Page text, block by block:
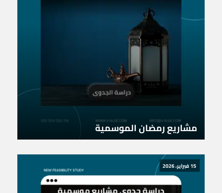
مشاريع رمضان الموسمية
15 فبراير، 2026